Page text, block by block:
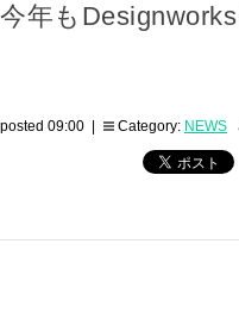
今年も
posted 09:00 | Category: NEWS